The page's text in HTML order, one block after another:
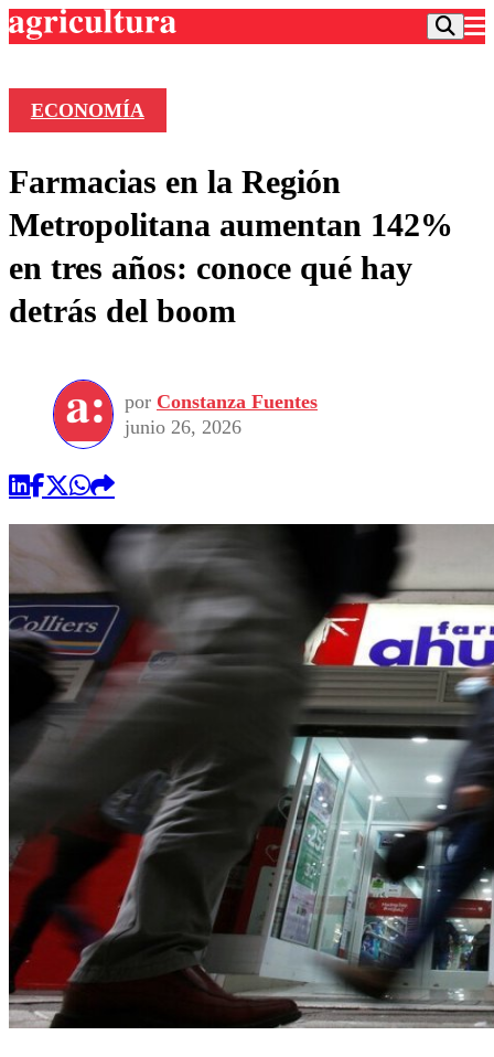
Frecuencias
Agricultura TV
Deportes
Colo Colo
Motor
Torneo Internacional
Torneo Nacional
Entretención
Noticias
Internacional
Nacional
Vida Social
Programas
Comercial
ECONOMÍA
Farmacias en la Región
Metropolitana aumentan 142%
en tres años: conoce qué hay
detrás del boom
por Constanza Fuentes
junio 26, 2026